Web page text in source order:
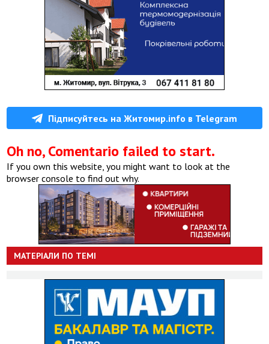
Підписуйтесь на Житомир.info в Telegram
Oh no, Comentario failed to start.
If you own this website, you might want to look at the
browser console to find out why.
МАТЕРІАЛИ ПО ТЕМІ